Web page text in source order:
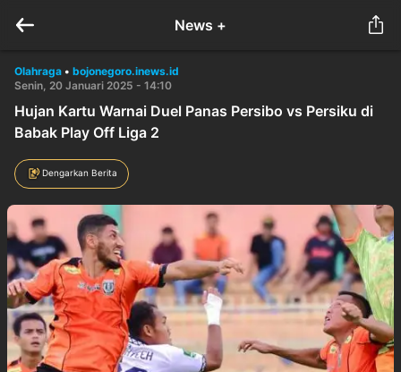
News +
Olahraga • bojonegoro.inews.id
Senin, 20 Januari 2025 - 14:10
Hujan Kartu Warnai Duel Panas Persibo vs Persiku di
Babak Play Off Liga 2
Dengarkan Berita